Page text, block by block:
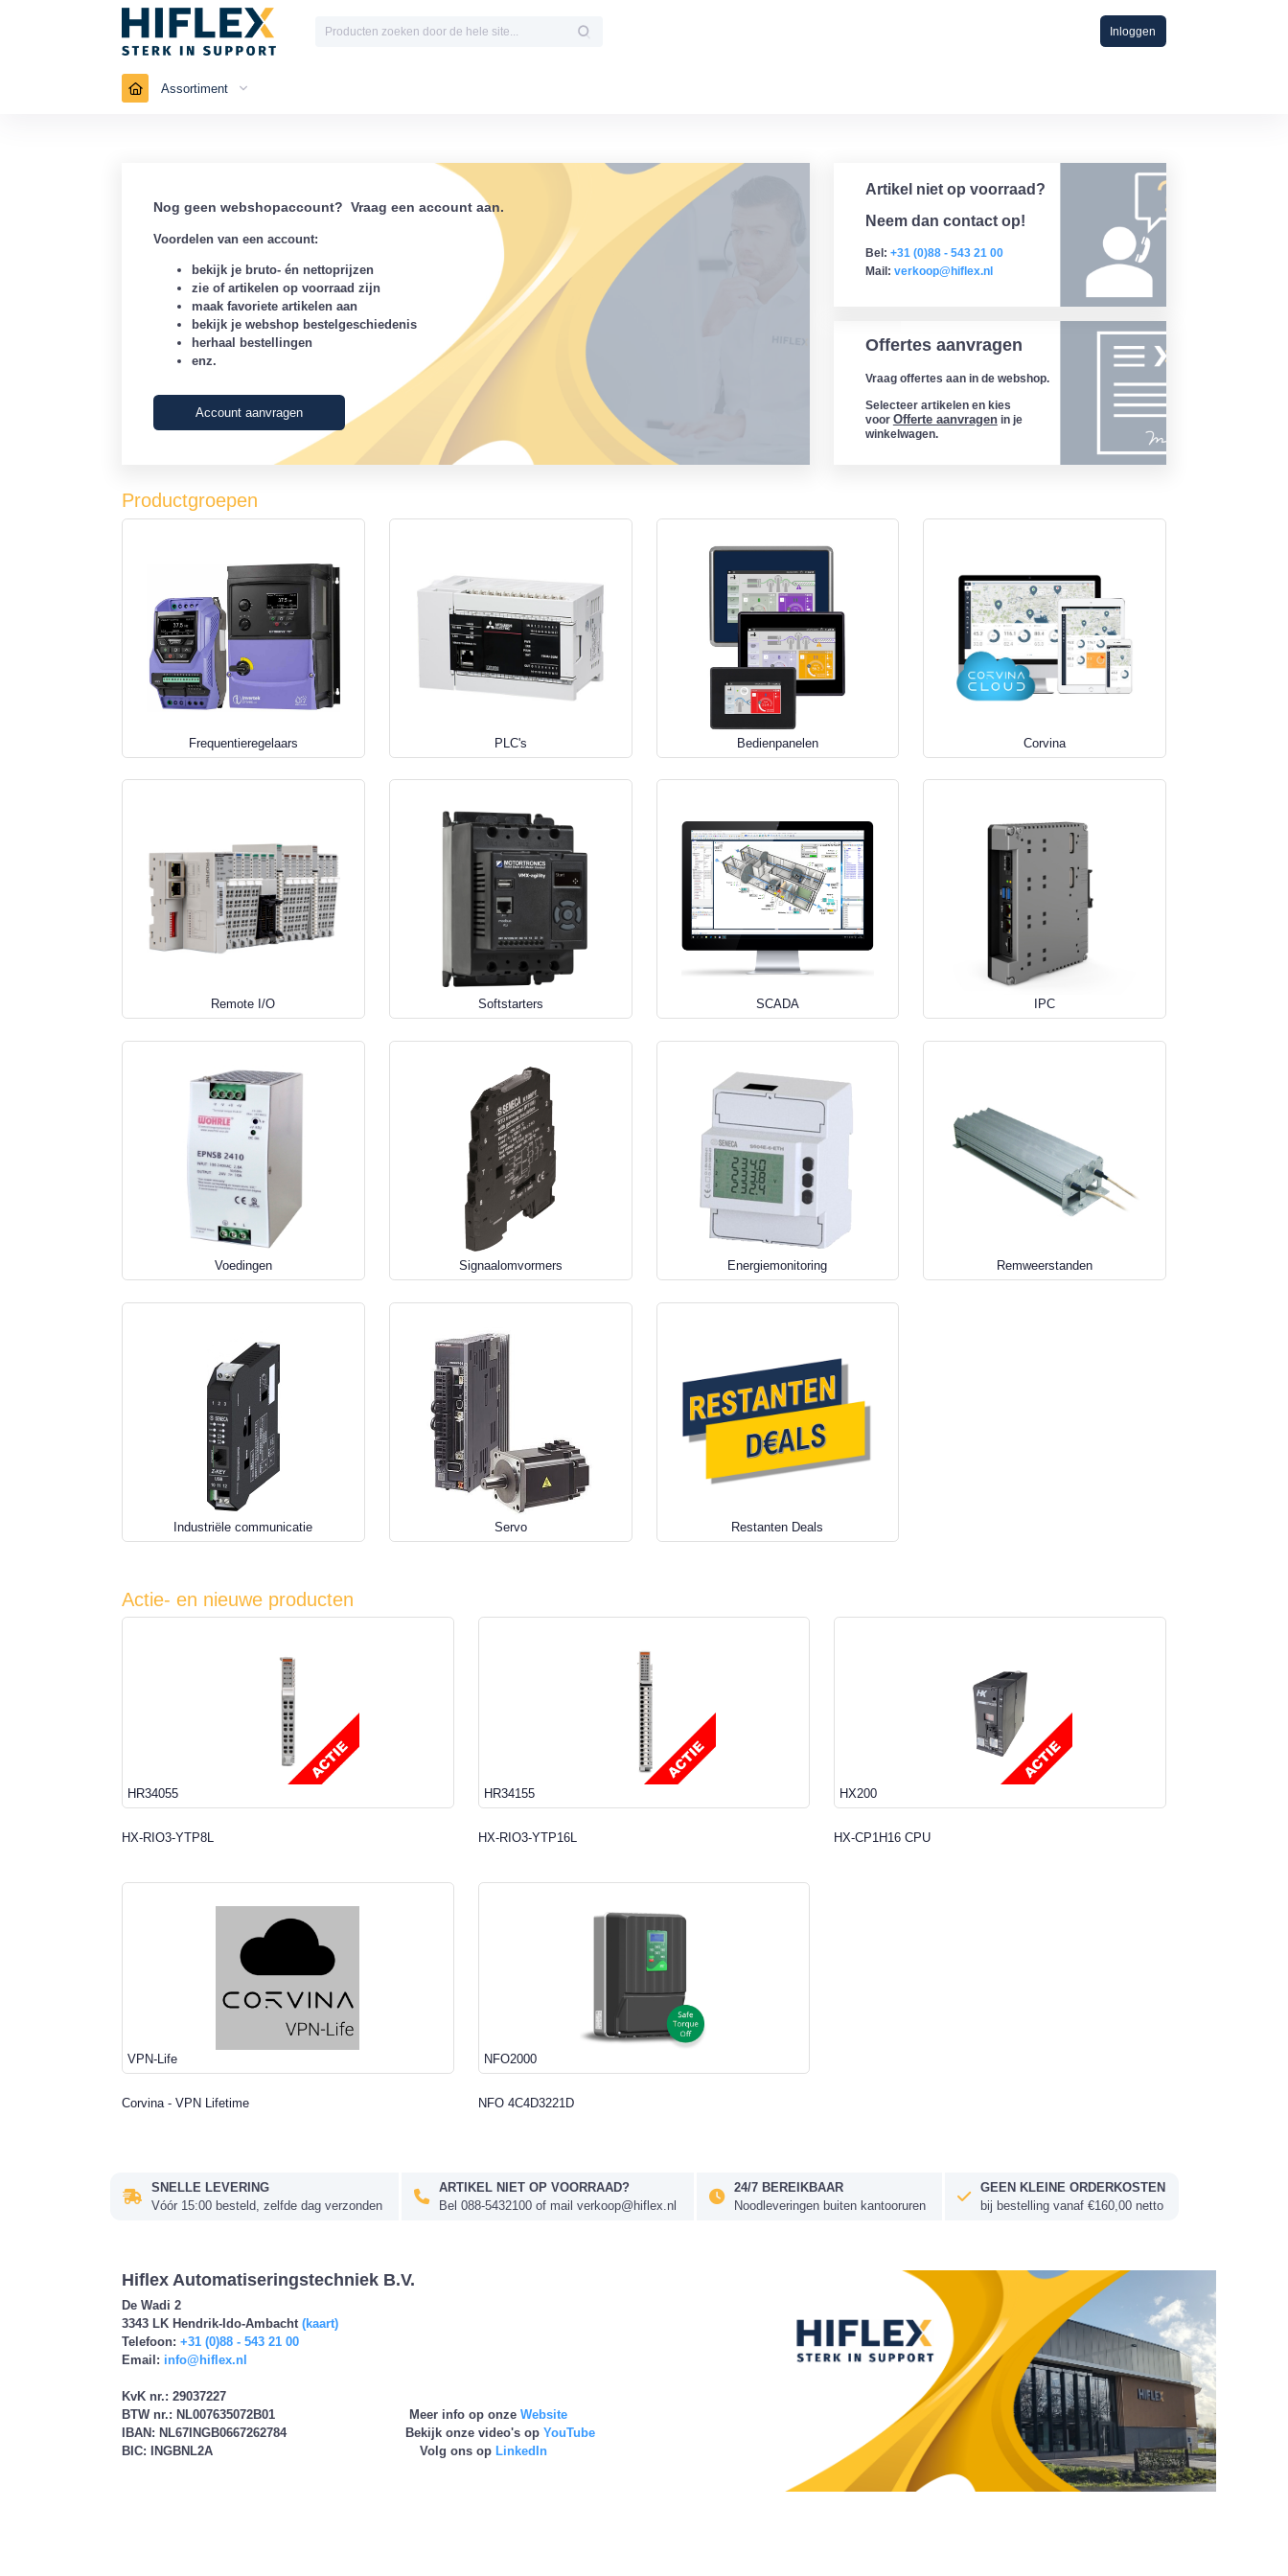
Inloggen
Assortiment
Nog geen webshopaccount? Vraag een account aan.
Voordelen van een account:
bekijk je bruto- én nettoprijzen
zie of artikelen op voorraad zijn
maak favoriete artikelen aan
bekijk je webshop bestelgeschiedenis
herhaal bestellingen
enz.
Account aanvragen
Artikel niet op voorraad?
Neem dan contact op!
Bel: +31 (0)88 - 543 21 00
Mail: verkoop@hiflex.nl
Offertes aanvragen
Vraag offertes aan in de webshop.
Selecteer artikelen en kies
voor Offerte aanvragenin je
winkelwagen.
Productgroepen
Frequentieregelaars PLC's Bedienpanelen Corvina
Remote I/O Softstarters SCADA IPC
Voedingen Signaalomvormers Energiemonitoring Remweerstanden
Industriële communicatie Servo Restanten Deals
Actie- en nieuwe producten
HR34055
HX-RIO3-YTP8L
HR34155
HX-RIO3-YTP16L
HX200
HX-CP1H16 CPU
VPN-Life
Corvina - VPN Lifetime
NFO2000
NFO 4C4D3221D
SNELLE LEVERING
Vóór 15:00 besteld, zelfde dag verzonden
ARTIKEL NIET OP VOORRAAD?
Bel 088-5432100 of mail verkoop@hiflex.nl
24/7 BEREIKBAAR
Noodleveringen buiten kantooruren
GEEN KLEINE ORDERKOSTEN
bij bestelling vanaf €160,00 netto
Hiflex Automatiseringstechniek B.V.
De Wadi 2
3343 LK Hendrik-Ido-Ambacht (kaart)
Telefoon: +31 (0)88 - 543 21 00
Email: info@hiflex.nl
KvK nr.: 29037227
BTW nr.: NL007635072B01 Meer info op onze Website
IBAN: NL67INGB0667262784 Bekijk onze video's op YouTube
BIC: INGBNL2A Volg ons op LinkedIn